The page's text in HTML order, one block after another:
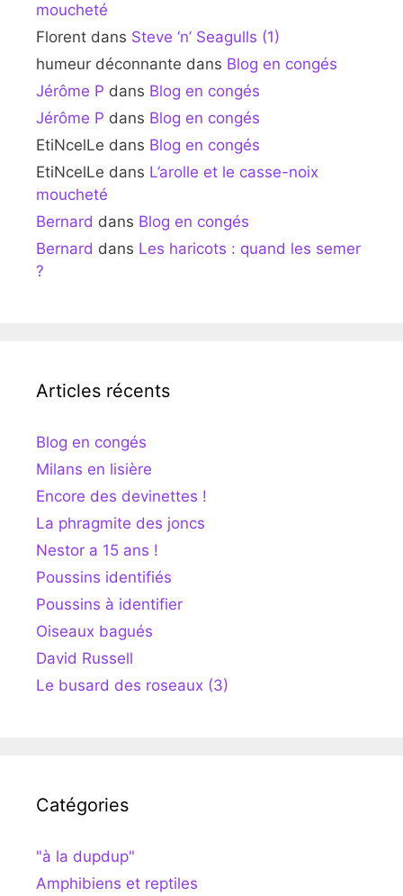
moucheté
Florent dans Steve ‘n’ Seagulls (1)
humeur déconnante dans Blog en congés
Jérôme P dans Blog en congés
Jérôme P dans Blog en congés
EtiNcelLe dans Blog en congés
EtiNcelLe dans L’arolle et le casse-noix
moucheté
Bernard dans Blog en congés
Bernard dans Les haricots : quand les semer
?
Articles récents
Blog en congés
Milans en lisière
Encore des devinettes !
La phragmite des joncs
Nestor a 15 ans !
Poussins identifiés
Poussins à identifier
Oiseaux bagués
David Russell
Le busard des roseaux (3)
Catégories
"à la dupdup"
Amphibiens et reptiles